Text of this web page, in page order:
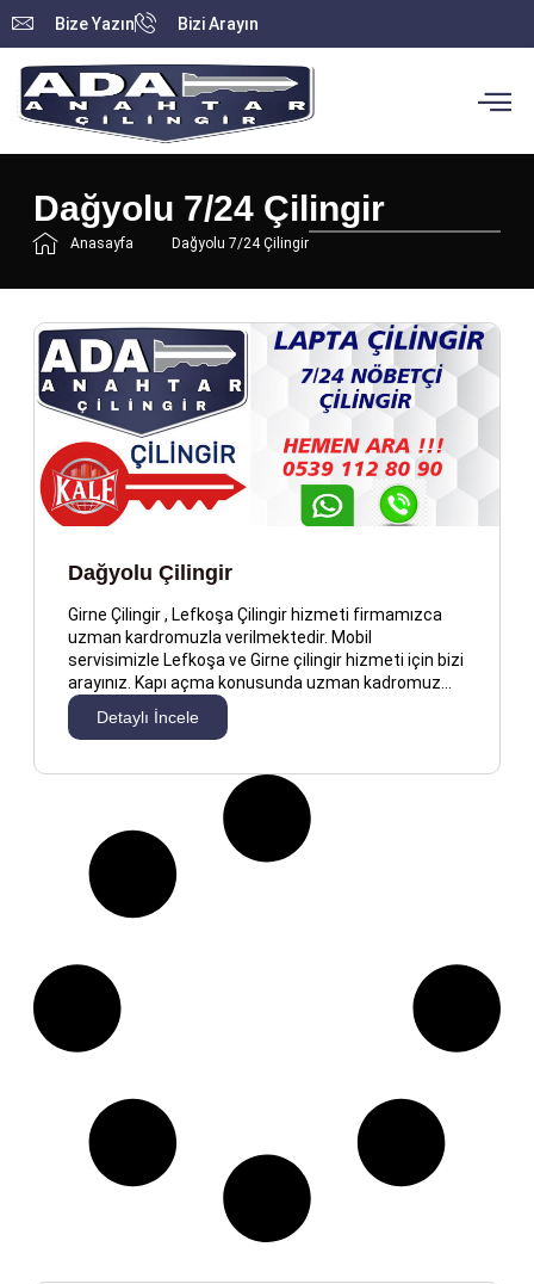
Bize Yazın Bizi Arayın
Dağyolu 7/24 Çilingir
Anasayfa Dağyolu 7/24 Çilingir
Dağyolu Çilingir
Girne Çilingir , Lefkoşa Çilingir hizmeti firmamızca
uzman kardromuzla verilmektedir. Mobil
servisimizle Lefkoşa ve Girne çilingir hizmeti için bizi
arayınız. Kapı açma konusunda uzman kadromuz…
Detaylı İncele